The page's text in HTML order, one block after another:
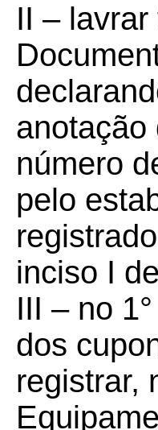
II –
anotação
número
pelo
inciso I
III – no
dos
registrar,